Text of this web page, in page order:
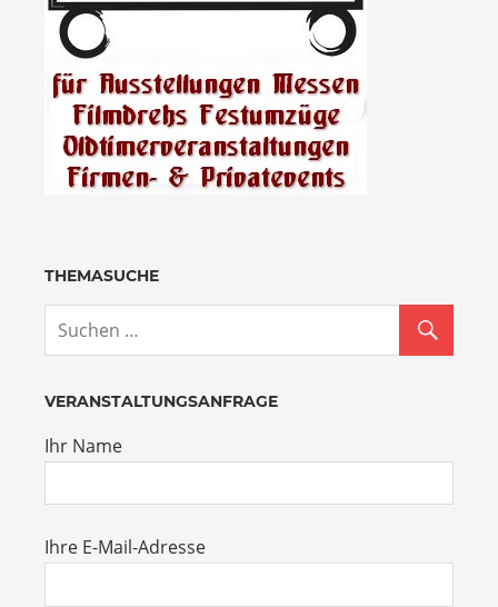
THEMASUCHE
VERANSTALTUNGSANFRAGE
Ihr Name
Ihre E-Mail-Adresse